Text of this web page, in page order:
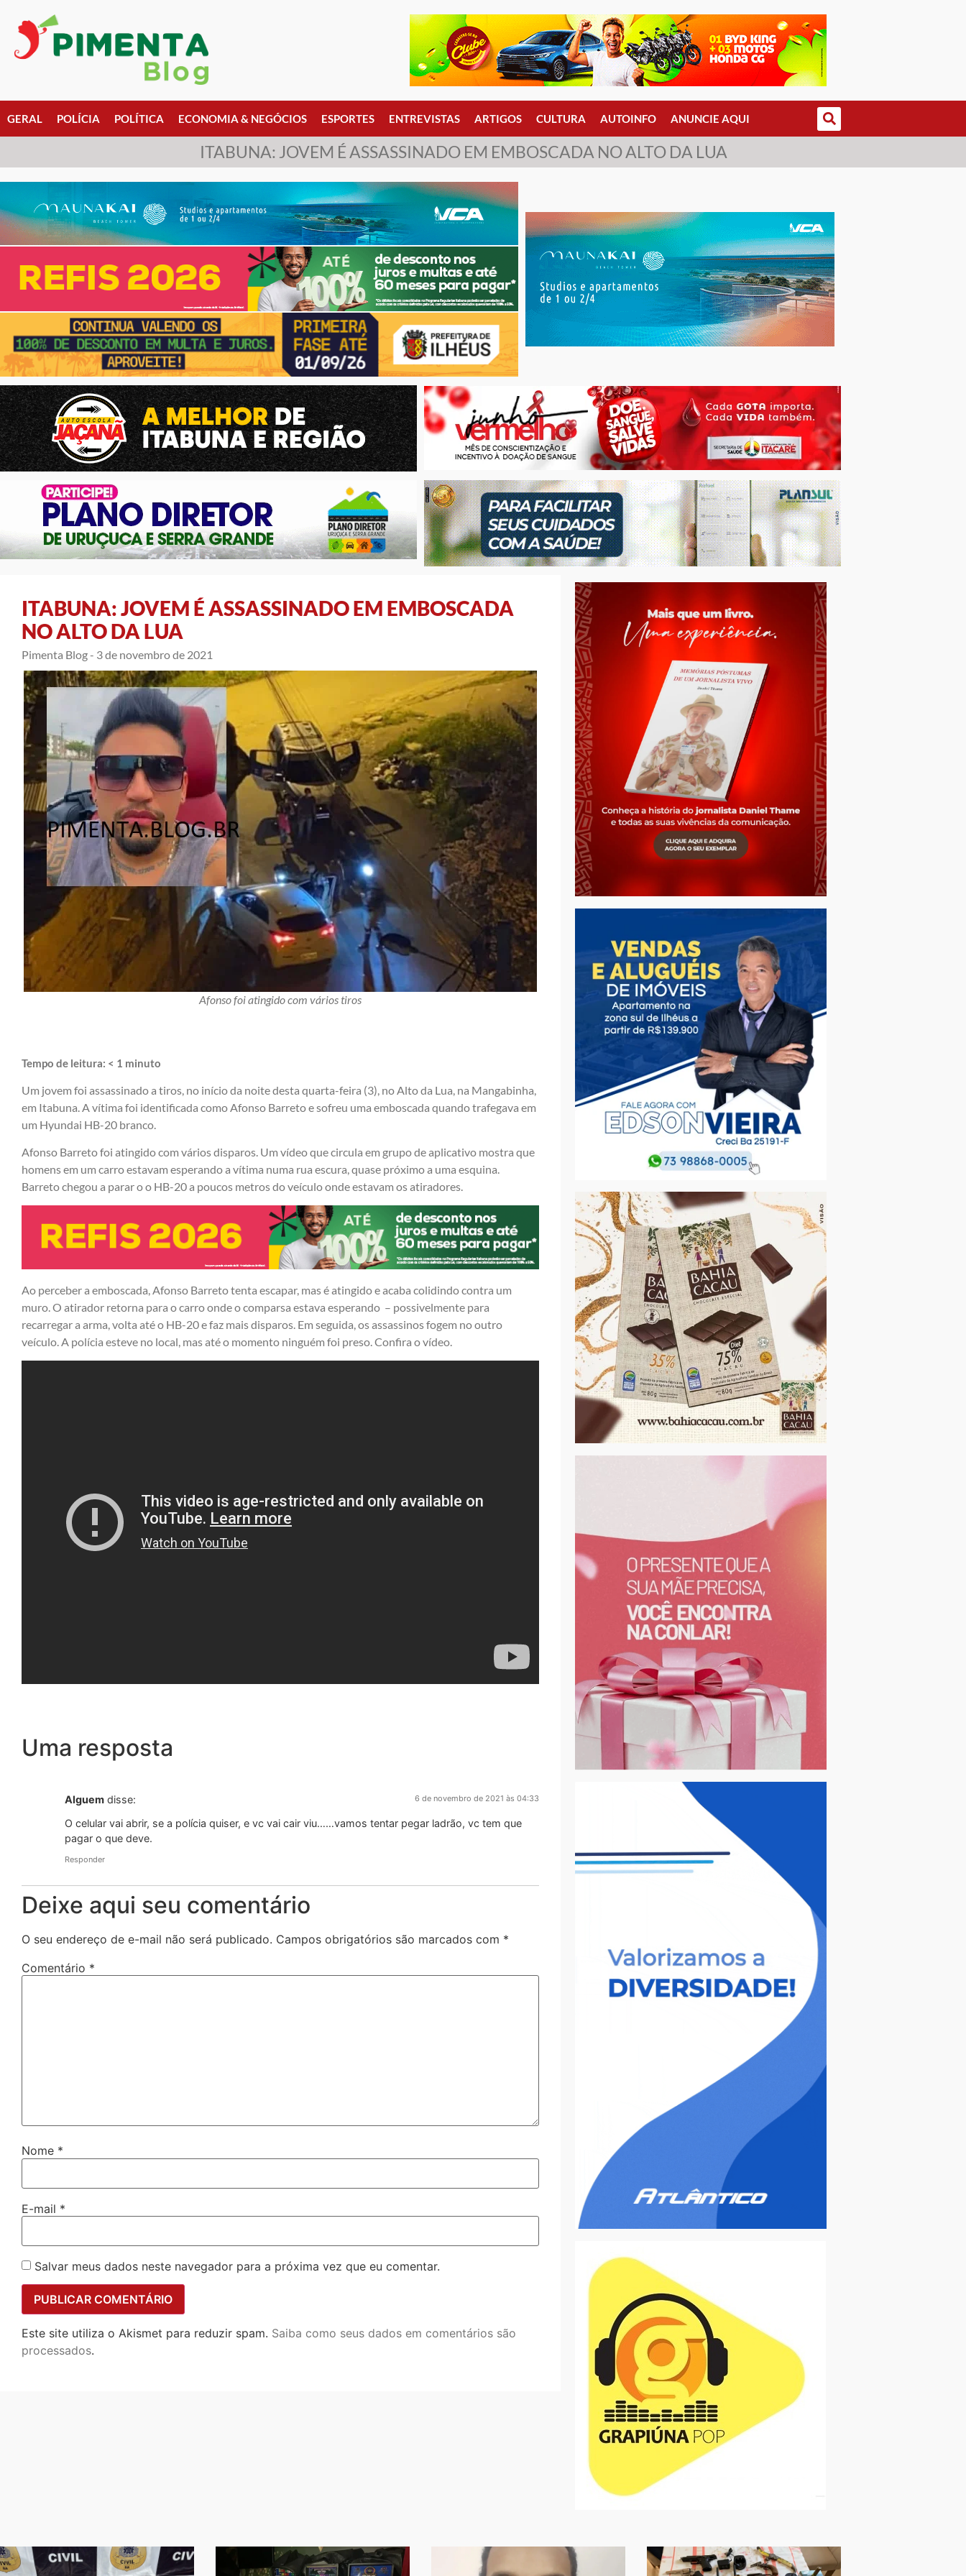
GERAL POLÍCIA POLÍTICA ECONOMIA & NEGÓCIOS ESPORTES ENTREVISTAS ARTIGOS CULTURA AUTOINFO ANUNCIE AQUI
ITABUNA: JOVEM É ASSASSINADO EM EMBOSCADA NO ALTO DA LUA
ITABUNA: JOVEM É ASSASSINADO EM EMBOSCADA
NO ALTO DA LUA
Pimenta Blog - 3 de novembro de 2021
Afonso foi atingido com vários tiros
Tempo de leitura: < 1 minuto
Um jovem foi assassinado a tiros, no início da noite desta quarta-feira (3), no Alto da Lua, na Mangabinha,
em Itabuna. A vítima foi identificada como Afonso Barreto e sofreu uma emboscada quando trafegava em
um Hyundai HB-20 branco.
Afonso Barreto foi atingido com vários disparos. Um vídeo que circula em grupo de aplicativo mostra que
homens em um carro estavam esperando a vítima numa rua escura, quase próximo a uma esquina.
Barreto chegou a parar o o HB-20 a poucos metros do veículo onde estavam os atiradores.
Ao perceber a emboscada, Afonso Barreto tenta escapar, mas é atingido e acaba colidindo contra um
muro. O atirador retorna para o carro onde o comparsa estava esperando – possivelmente para
recarregar a arma, volta até o HB-20 e faz mais disparos. Em seguida, os assassinos fogem no outro
veículo. A polícia esteve no local, mas até o momento ninguém foi preso. Confira o vídeo.
Uma resposta
Alguem disse: 6 de novembro de 2021 às 04:33
O celular vai abrir, se a polícia quiser, e vc vai cair viu……vamos tentar pegar ladrão, vc tem que
pagar o que deve.
Responder
Deixe aqui seu comentário
O seu endereço de e-mail não será publicado. Campos obrigatórios são marcados com *
Comentário *
Nome *
E-mail *
Salvar meus dados neste navegador para a próxima vez que eu comentar.
Este site utiliza o Akismet para reduzir spam. Saiba como seus dados em comentários são
processados.